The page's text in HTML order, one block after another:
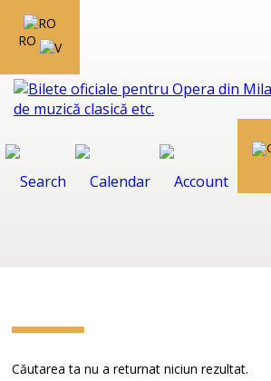
RO
Căutarea ta nu a returnat niciun rezultat.